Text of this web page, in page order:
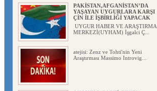
PAKİSTAN,AFGANİSTAN’DA
YAŞAYAN UYGURLARA KARŞI
ÇİN İLE İŞBİRLİĞİ YAPACAK
UYGUR HABER VE ARAŞTIRMA
MERKEZİ(UYHAM) İşgalci Ç...
atejisi: Zenz ve Tohti'nin Yeni
Araştırması Massimo Introvig...